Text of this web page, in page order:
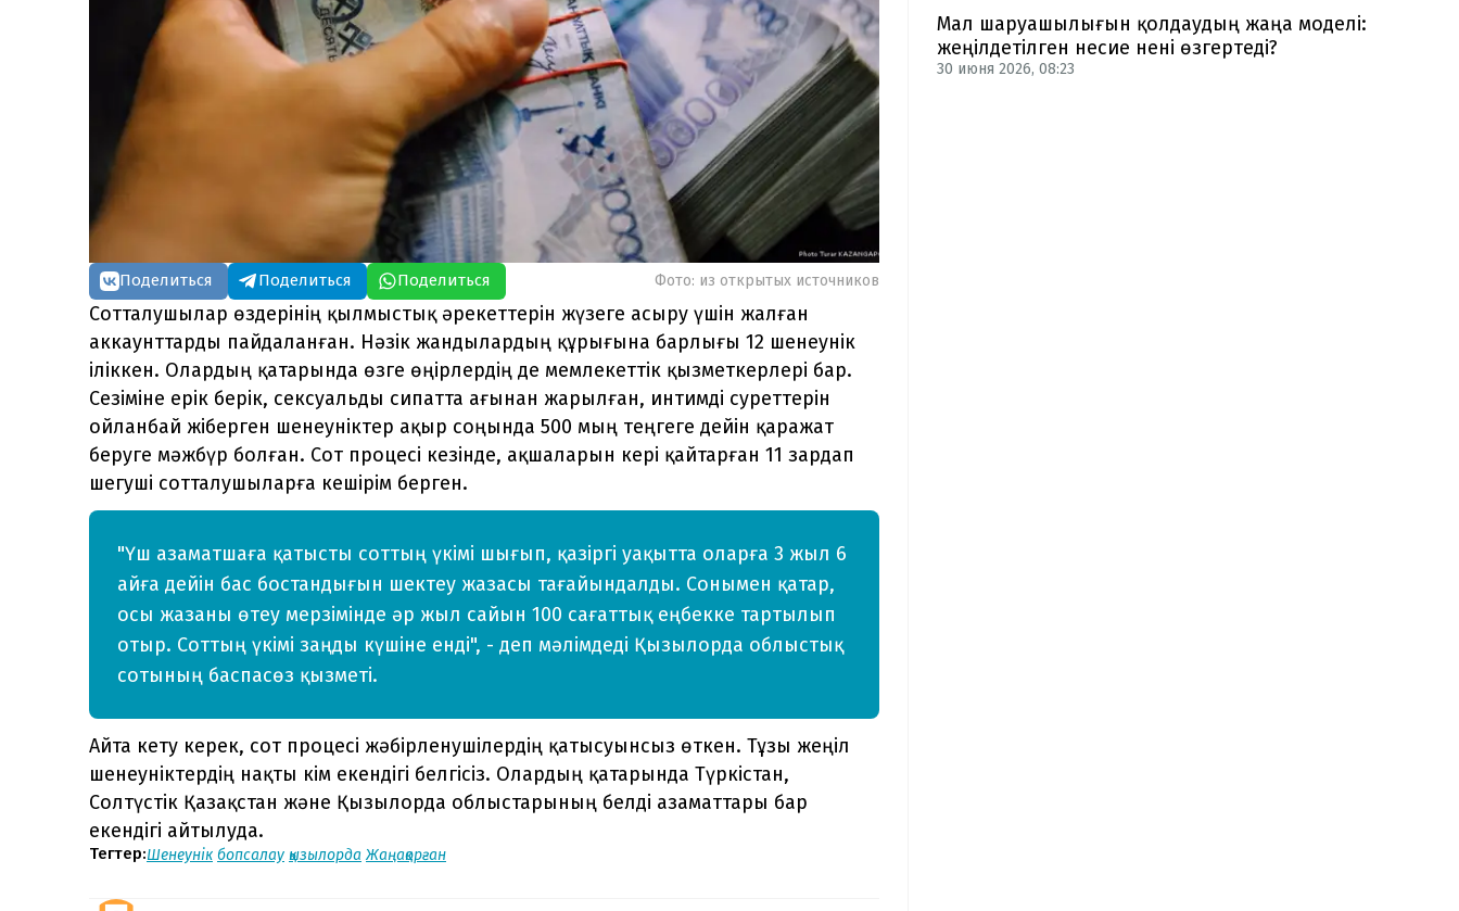
Поделиться Поделиться Поделиться Фото: из открытых источников
Сотталушылар өздерінің қылмыстық әрекеттерін жүзеге асыру үшін жалған
аккаунттарды пайдаланған. Нәзік жандылардың құрығына барлығы 12 шенеунік
іліккен. Олардың қатарында өзге өңірлердің де мемлекеттік қызметкерлері бар.
Сезіміне ерік берік, сексуальды сипатта ағынан жарылған, интимді суреттерін
ойланбай жіберген шенеуніктер ақыр соңында 500 мың теңгеге дейін қаражат
беруге мәжбүр болған. Сот процесі кезінде, ақшаларын кері қайтарған 11 зардап
шегуші сотталушыларға кешірім берген.
"Үш азаматшаға қатысты соттың үкімі шығып, қазіргі уақытта оларға 3 жыл 6
айға дейін бас бостандығын шектеу жазасы тағайындалды. Сонымен қатар,
осы жазаны өтеу мерзімінде әр жыл сайын 100 сағаттық еңбекке тартылып
отыр. Соттың үкімі заңды күшіне енді", - деп мәлімдеді Қызылорда облыстық
сотының баспасөз қызметі.
Айта кету керек, сот процесі жәбірленушілердің қатысуынсыз өткен. Тұзы жеңіл
шенеуніктердің нақты кім екендігі белгісіз. Олардың қатарында Түркістан,
Солтүстік Қазақстан және Қызылорда облыстарының белді азаматтары бар
екендігі айтылуда.
Тегтер:Шенеунік бопсалау қызылорда Жаңақорған
Мал шаруашылығын қолдаудың жаңа моделі:
жеңілдетілген несие нені өзгертеді?
30 июня 2026, 08:23